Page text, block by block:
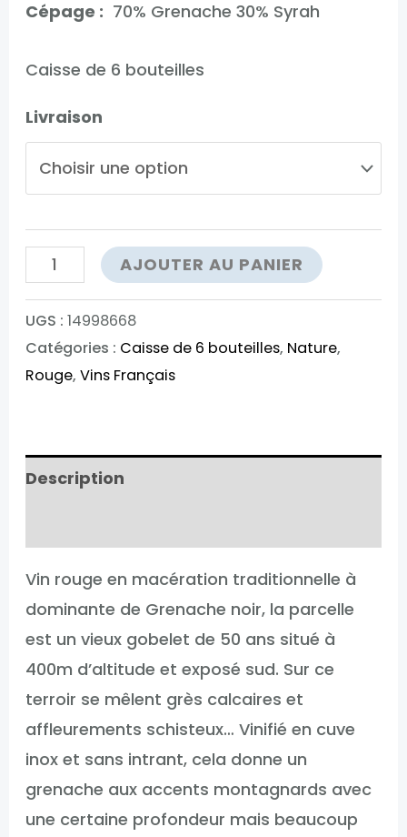
Cépage : 70% Grenache 30% Syrah
Caisse de 6 bouteilles
Livraison
quantité
de
Mas
Des
Mesures
AJOUTER AU PANIER
UGS : 14998668
Catégories : Caisse de 6 bouteilles, Nature,
Rouge, Vins Français
Description
Vin rouge en macération traditionnelle à
dominante de Grenache noir, la parcelle
est un vieux gobelet de 50 ans situé à
400m d’altitude et exposé sud. Sur ce
terroir se mêlent grès calcaires et
affleurements schisteux… Vinifié en cuve
inox et sans intrant, cela donne un
grenache aux accents montagnards avec
une certaine profondeur mais beaucoup